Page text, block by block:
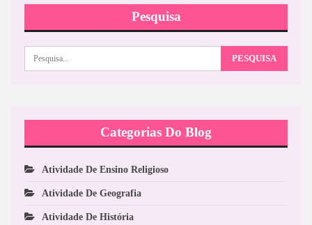
Pesquisa
Categorias Do Blog
Atividade De Ensino Religioso
Atividade De Geografia
Atividade De História